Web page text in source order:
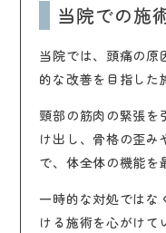
当院での施
当院では、頭痛の原
的な改善を目指した
頸部の筋肉の緊張を
け出し、骨格の歪み
で、体全体の機能を
一時的な対処ではな
ける施術を心がけて